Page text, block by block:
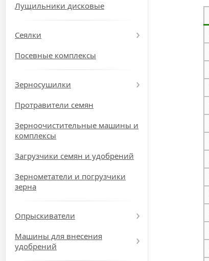
Лущильники дисковые
Сеялки
Посевные комплексы
Зерносушилки
Протравители семян
Зерноочистительные машины и
комплексы
Загрузчики семян и удобрений
Зернометатели и погрузчики
зерна
Опрыскиватели
Машины для внесения
удобрений